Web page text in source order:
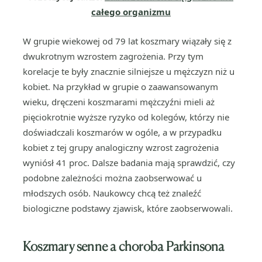
całego organizmu
W grupie wiekowej od 79 lat koszmary wiązały się z
dwukrotnym wzrostem zagrożenia. Przy tym
korelacje te były znacznie silniejsze u mężczyzn niż u
kobiet. Na przykład w grupie o zaawansowanym
wieku, dręczeni koszmarami mężczyźni mieli aż
pięciokrotnie wyższe ryzyko od kolegów, którzy nie
doświadczali koszmarów w ogóle, a w przypadku
kobiet z tej grupy analogiczny wzrost zagrożenia
wyniósł 41 proc. Dalsze badania mają sprawdzić, czy
podobne zależności można zaobserwować u
młodszych osób. Naukowcy chcą też znaleźć
biologiczne podstawy zjawisk, które zaobserwowali.
Koszmary senne a choroba Parkinsona